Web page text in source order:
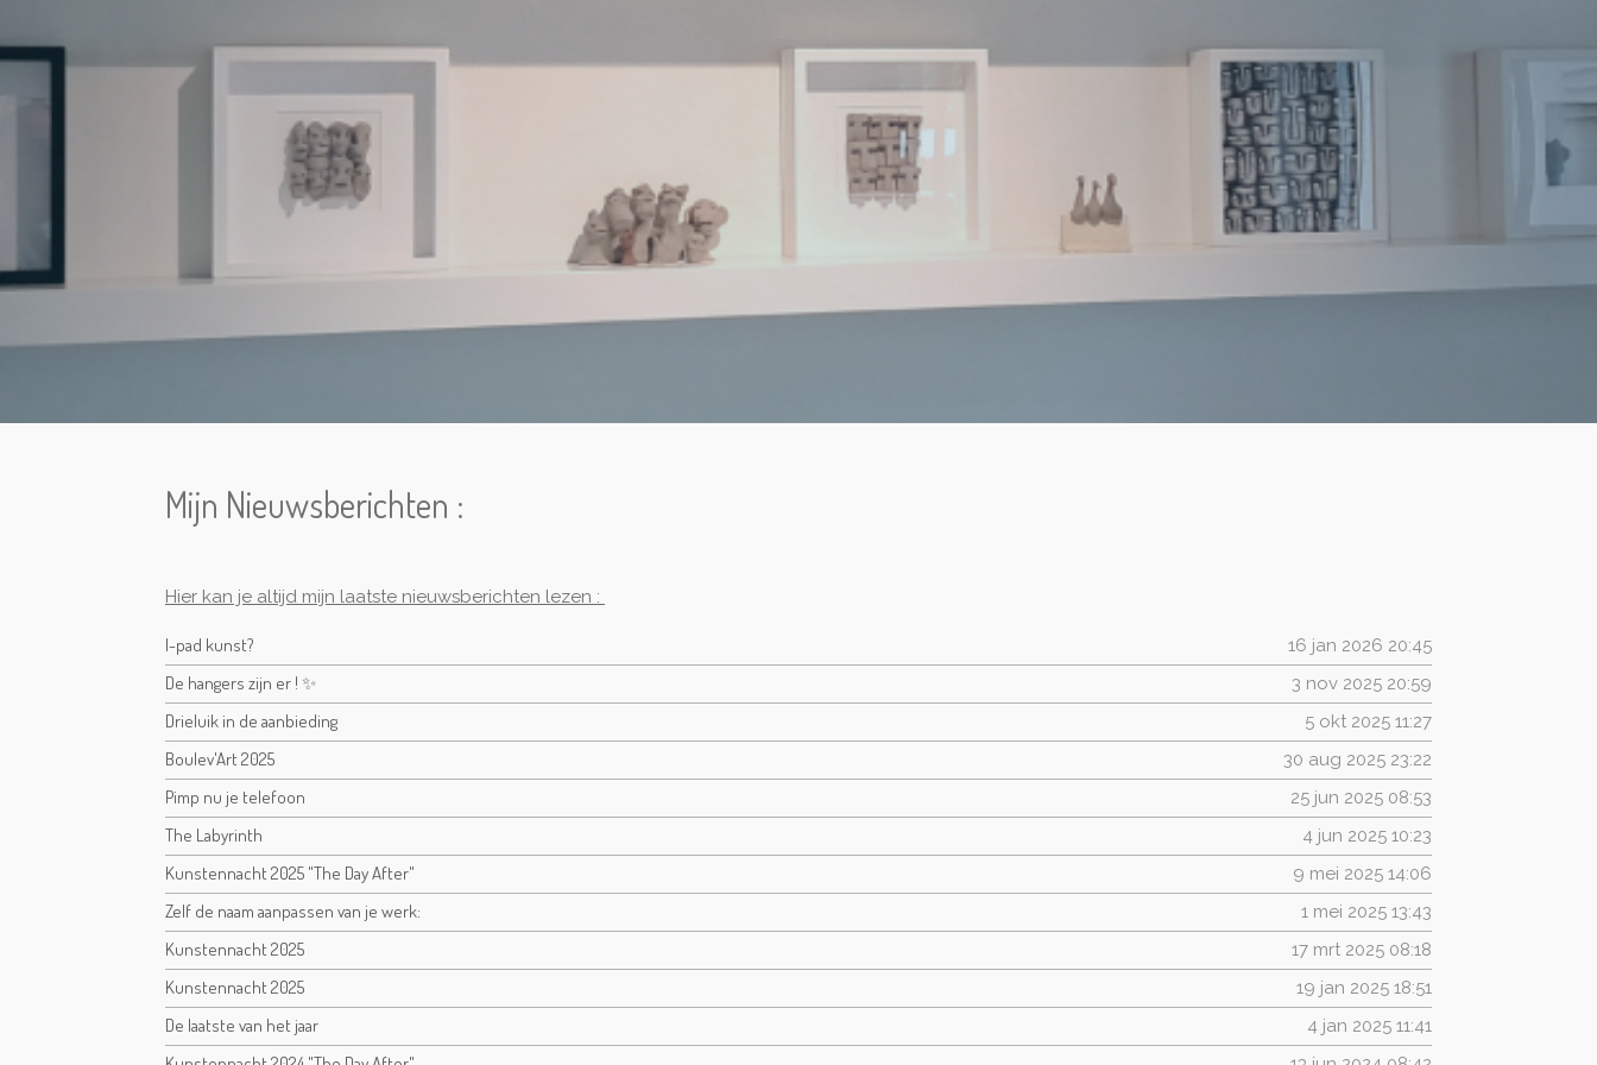
Mijn Nieuwsberichten :
Hier kan je altijd mijn laatste nieuwsberichten lezen :
I-pad kunst? 16 jan 2026 20:45
De hangers zijn er ! ✨ 3 nov 2025 20:59
Drieluik in de aanbieding 5 okt 2025 11:27
Boulev'Art 2025 30 aug 2025 23:22
Pimp nu je telefoon 25 jun 2025 08:53
The Labyrinth 4 jun 2025 10:23
Kunstennacht 2025 "The Day After" 9 mei 2025 14:06
Zelf de naam aanpassen van je werk: 1 mei 2025 13:43
Kunstennacht 2025 17 mrt 2025 08:18
Kunstennacht 2025 19 jan 2025 18:51
De laatste van het jaar 4 jan 2025 11:41